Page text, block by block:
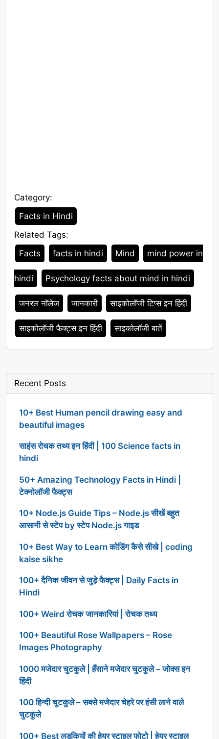
Category:
Category
Facts in Hindi
Related Tags:
Tags
Facts facts in hindi Mind mind power in
hindi Psychology facts about mind in hindi
जनरल नॉलेज जानकारी साइकोलॉजी टिप्स इन हिंदी
साइकोलॉजी फैक्ट्स इन हिंदी साइकोलॉजी बातें
Recent Posts
10+ Best Human pencil drawing easy and
beautiful images
साइंस रोचक तथ्य इन हिंदी | 100 Science facts in
hindi
50+ Amazing Technology Facts in Hindi |
टेक्नोलॉजी फैक्ट्स
10+ Node.js Guide Tips – Node.js सीखें बहुत
आसानी से स्टेप by स्टेप Node.js गाइड
10+ Best Way to Learn कोडिंग कैसे सीखे | coding
kaise sikhe
100+ दैनिक जीवन से जुड़े फैक्ट्स | Daily Facts in
Hindi
100+ Weird रोचक जानकारियां | रोचक तथ्य
100+ Beautiful Rose Wallpapers – Rose
Images Photography
1000 मजेदार चुटकुले | हँसाने मजेदार चुटकुले – जोक्स इन
हिंदी
100 हिन्दी चुटकुले – सबसे मजेदार चेहरे पर हंसी लाने वाले
चुटकुले
100+ Best लड़कियों की हेयर स्टाइल फोटो | हेयर स्टाइल